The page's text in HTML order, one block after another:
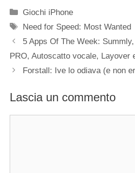
Categorie
Giochi iPhone
Tag
Need for Speed: Most Wanted
5 Apps Of The Week:
PRO, Autoscatto vocale, Layover
Forstall: Ive lo odiava (e non
Lascia un commento